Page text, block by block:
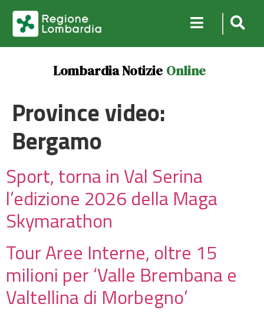
Lombardia Notizie Online
Province video:
Bergamo
Sport, torna in Val Serina
l’edizione 2026 della Maga
Skymarathon
Tour Aree Interne, oltre 15
milioni per ‘Valle Brembana e
Valtellina di Morbegno’